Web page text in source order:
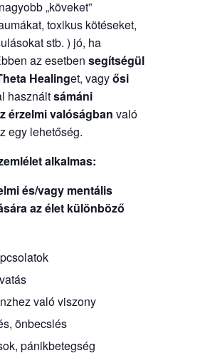
„köveket”
toxikus kötéseket,
stb. ) jó, ha
az esetben segítségül
Healinget, vagyősi
használtsámáni
érzelmi valóságban való
egy lehetőség.
alkalmas:
és/vagy mentális
az élet különböző
való viszony
önbecslés
pánikbetegség